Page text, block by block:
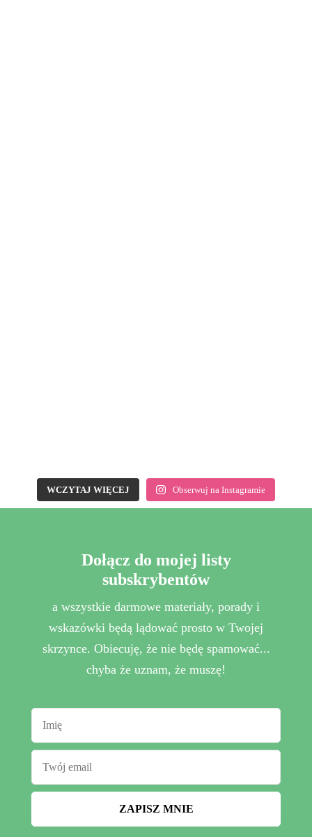
WCZYTAJ WIĘCEJ Obserwuj na Instagramie
Dołącz do mojej listy
subskrybentów
a wszystkie darmowe materiały, porady i
wskazówki będą lądować prosto w Twojej
skrzynce. Obiecuję, że nie będę spamować...
chyba że uznam, że muszę!